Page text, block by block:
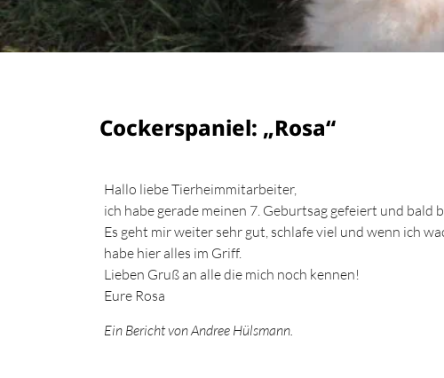
Cockerspaniel: „Rosa“
Hallo liebe Tierheimmitarbeiter,
ich habe gerade meinen 7. Geburtsag gefeiert und bald
Es geht mir weiter sehr gut, schlafe viel und wenn ich
habe hier alles im Griff.
Lieben Gruß an alle die mich noch kennen!
Eure Rosa
Ein Bericht von Andree Hülsmann.